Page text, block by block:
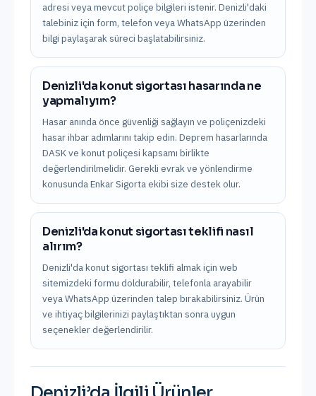
adresi veya mevcut poliçe bilgileri istenir. Denizli'daki
talebiniz için form, telefon veya WhatsApp üzerinden
bilgi paylaşarak süreci başlatabilirsiniz.
Denizli'da konut sigortası hasarında ne
yapmalıyım?
Hasar anında önce güvenliği sağlayın ve poliçenizdeki
hasar ihbar adımlarını takip edin. Deprem hasarlarında
DASK ve konut poliçesi kapsamı birlikte
değerlendirilmelidir. Gerekli evrak ve yönlendirme
konusunda Enkar Sigorta ekibi size destek olur.
Denizli'da konut sigortası teklifi nasıl
alırım?
Denizli'da konut sigortası teklifi almak için web
sitemizdeki formu doldurabilir, telefonla arayabilir
veya WhatsApp üzerinden talep bırakabilirsiniz. Ürün
ve ihtiyaç bilgilerinizi paylaştıktan sonra uygun
seçenekler değerlendirilir.